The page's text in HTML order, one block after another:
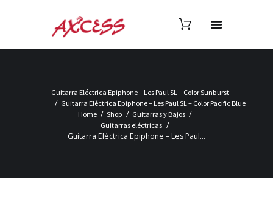
Guitarra Eléctrica Epiphone – Les Paul SL – Color Sunburst
Guitarra Eléctrica Epiphone – Les Paul SL – Color Pacific Blue
Home
Shop
Guitarras y Bajos
Guitarras eléctricas
Guitarra Eléctrica Epiphone – Les Paul...